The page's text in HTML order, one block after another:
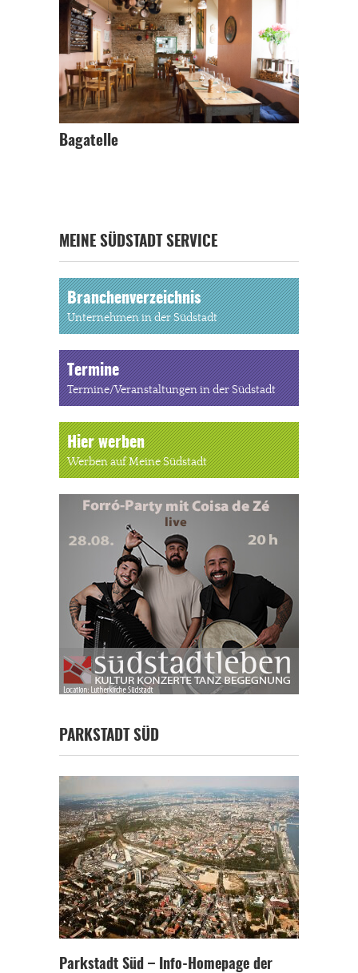
Bagatelle
MEINE SÜDSTADT SERVICE
Branchenverzeichnis
Unternehmen in der Südstadt
Termine
Termine/Veranstaltungen in der Südstadt
Hier werben
Werben auf Meine Südstadt
PARKSTADT SÜD
Parkstadt Süd – Info-Homepage der